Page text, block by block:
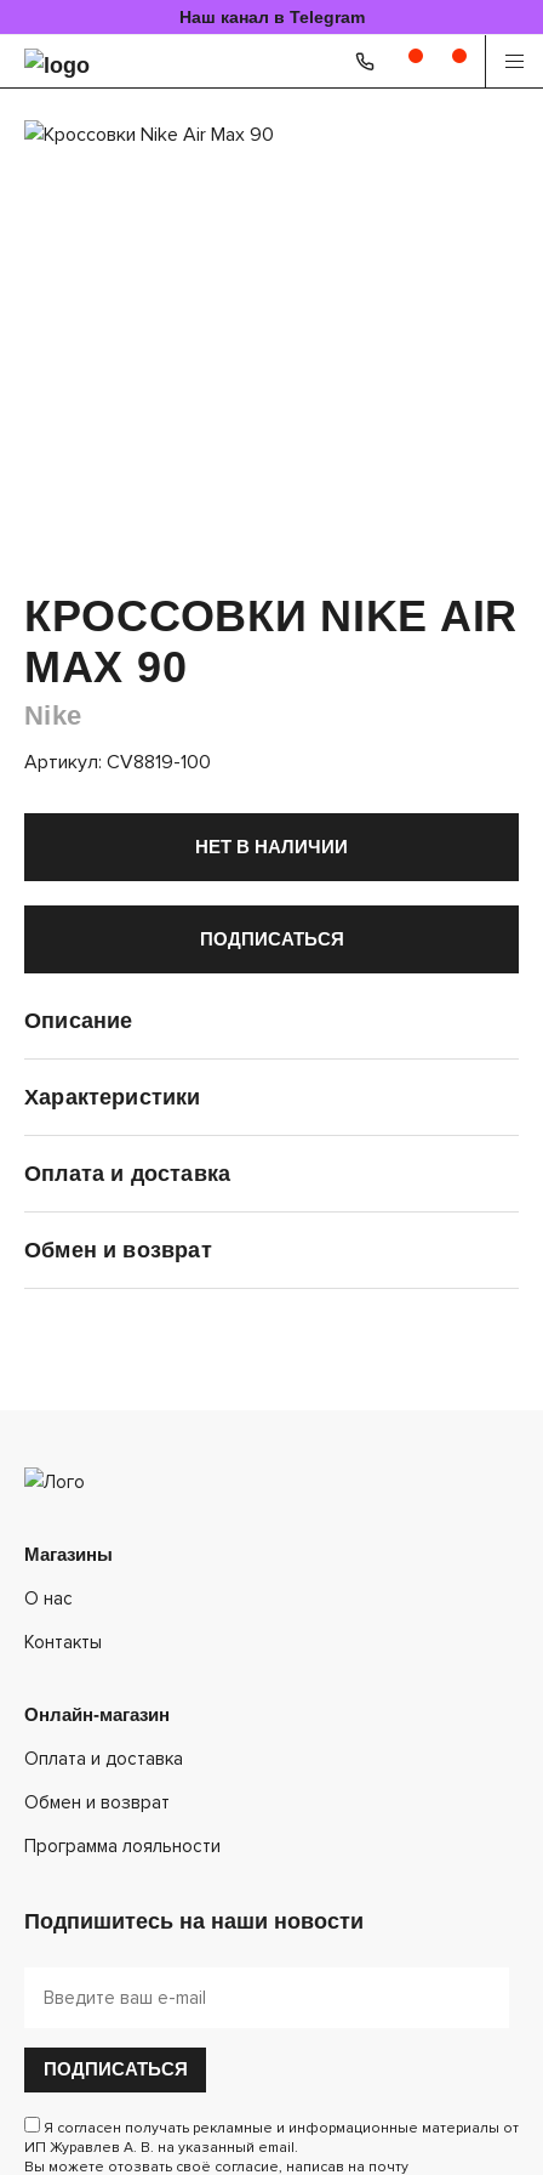
Наш канал в Telegram
КРОССОВКИ NIKE AIR
MAX 90
Nike
Артикул: CV8819-100
НЕТ В НАЛИЧИИ
ПОДПИСАТЬСЯ
Описание
Характеристики
Оплата и доставка
Обмен и возврат
Магазины
О нас
Контакты
Онлайн-магазин
Оплата и доставка
Обмен и возврат
Программа лояльности
Подпишитесь на наши новости
ПОДПИСАТЬСЯ
Я согласен получать рекламные и информационные материалы от
ИП Журавлев А. В. на указанный email.
Вы можете отозвать своё согласие, написав на почту